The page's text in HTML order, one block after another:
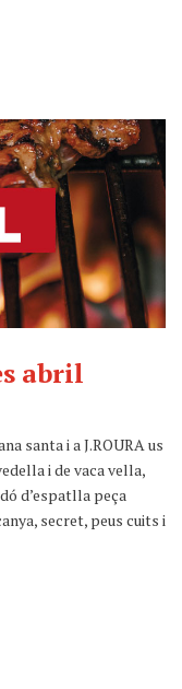
abril
santa i a J.ROURA us
i de vaca vella,
d’espatlla peça
secret, peus cuits i